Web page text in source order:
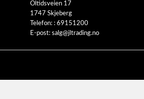
Oltidsveien 17
1747 Skjeberg
Telefon: : 69151200
E-post: salg@jltrading.no